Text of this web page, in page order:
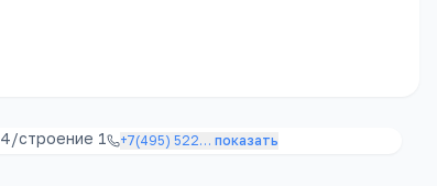
строение 1 +7(495) 522… показать